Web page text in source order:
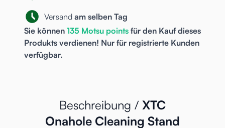
Versand am selben Tag
Sie können 135 Motsu points für den Kauf dieses
Produkts verdienen! Nur für registrierte Kunden
verfügbar.
Beschreibung / XTC
Onahole Cleaning Stand